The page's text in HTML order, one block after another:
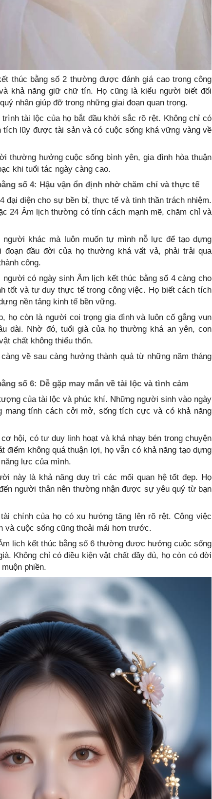
thúc bằng số 2 thường được đánh giá cao trong công
khả năng giữ chữ tín. Họ cũng là kiểu người biết đối
nhân giúp đỡ trong những giai đoạn quan trọng.
tài lộc của họ bắt đầu khởi sắc rõ rệt. Không chỉ có
tích lũy được tài sản và có cuộc sống khá vững vàng về
thường hưởng cuộc sống bình yên, gia đình hòa thuận
khi tuổi tác ngày càng cao.
số 4: Hậu vận ổn định nhờ chăm chỉ và thực tế
đại diện cho sự bền bỉ, thực tế và tinh thần trách nhiệm.
24 Âm lịch thường có tính cách mạnh mẽ, chăm chỉ và
người khác mà luôn muốn tự mình nỗ lực để tạo dựng
đoạn đầu đời của họ thường khá vất vả, phải trải qua
công.
có ngày sinh Âm lịch kết thúc bằng số 4 càng cho
tốt và tư duy thực tế trong công việc. Họ biết cách tích
nền tảng kinh tế bền vững.
họ còn là người coi trọng gia đình và luôn cố gắng vun
dài. Nhờ đó, tuổi già của họ thường khá an yên, con
chất không thiếu thốn.
về sau càng hưởng thành quả từ những năm tháng
số 6: Dễ gặp may mắn về tài lộc và tình cảm
của tài lộc và phúc khí. Những người sinh vào ngày
mang tính cách cởi mở, sống tích cực và có khả năng
hội, có tư duy linh hoạt và khá nhạy bén trong chuyện
điểm không quá thuận lợi, họ vẫn có khả năng tạo dựng
lực của mình.
này là khả năng duy trì các mối quan hệ tốt đẹp. Họ
người thân nên thường nhận được sự yêu quý từ bạn
chính của họ có xu hướng tăng lên rõ rệt. Công việc
và cuộc sống cũng thoải mái hơn trước.
lịch kết thúc bằng số 6 thường được hưởng cuộc sống
Không chỉ có điều kiện vật chất đầy đủ, họ còn có đời
phiền.